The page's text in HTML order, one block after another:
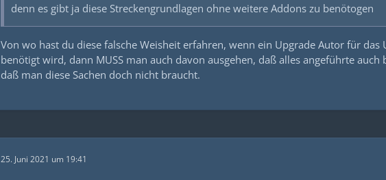
denn es gibt ja diese Streckengrundlagen ohne weitere Addons zu benötogen
Von wo hast du diese falsche Weisheit erfahren, wenn ein Upgrade Autor für
benötigt wird, dann MUSS man auch davon ausgehen, daß alles angeführte
daß man diese Sachen doch nicht braucht.
25. Juni 2021 um 19:41